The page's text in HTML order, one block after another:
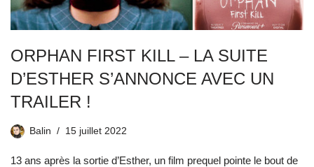
ORPHAN FIRST KILL – LA SUITE
D’ESTHER S’ANNONCE AVEC UN
TRAILER !
Balin 15 juillet 2022
13 ans après la sortie d’Esther, un film prequel pointe le bout de